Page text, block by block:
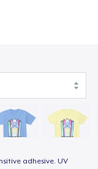
adhesive. UV